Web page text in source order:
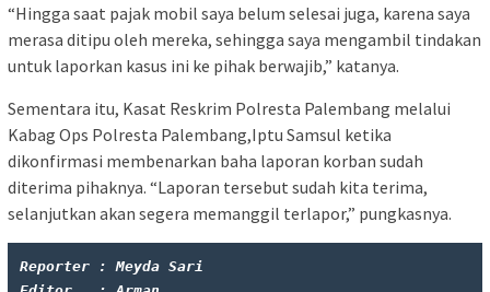
“Hingga saat pajak mobil saya belum selesai juga, karena saya
merasa ditipu oleh mereka, sehingga saya mengambil tindakan
untuk laporkan kasus ini ke pihak berwajib,” katanya.
Sementara itu, Kasat Reskrim Polresta Palembang melalui
Kabag Ops Polresta Palembang,Iptu Samsul ketika
dikonfirmasi membenarkan baha laporan korban sudah
diterima pihaknya. “Laporan tersebut sudah kita terima,
selanjutkan akan segera memanggil terlapor,” pungkasnya.
Reporter : Meyda Sari